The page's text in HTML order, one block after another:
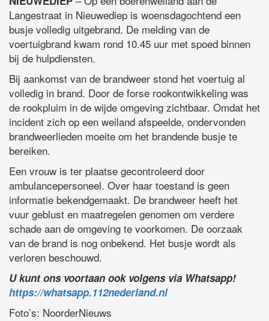
Langestraat in Nieuwediep is woensdagochtend een
busje volledig uitgebrand. De melding van de
voertuigbrand kwam rond 10.45 uur met spoed binnen
bij de hulpdiensten.
Bij aankomst van de brandweer stond het voertuig al
volledig in brand. Door de forse rookontwikkeling was
de rookpluim in de wijde omgeving zichtbaar. Omdat het
incident zich op een weiland afspeelde, ondervonden
brandweerlieden moeite om het brandende busje te
bereiken.
Een vrouw is ter plaatse gecontroleerd door
ambulancepersoneel. Over haar toestand is geen
informatie bekendgemaakt. De brandweer heeft het
vuur geblust en maatregelen genomen om verdere
schade aan de omgeving te voorkomen. De oorzaak
van de brand is nog onbekend. Het busje wordt als
verloren beschouwd.
U kunt ons voortaan ook volgens via Whatsapp!
https://whatsapp.112nederland.nl
Foto’s: NoorderNieuws